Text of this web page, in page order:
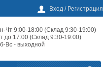
Вход / Регистрация
Чт 9:00-18:00 (Склад 9:30-19:00)
до 17:00 (Склад 9:30-19:00)
Вс - выходной